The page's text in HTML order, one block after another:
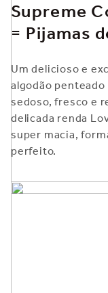
Supreme
= Pijamas
Um delicioso e
algodão penteado
sedoso, fresco e
delicada renda
super macia,
perfeito.